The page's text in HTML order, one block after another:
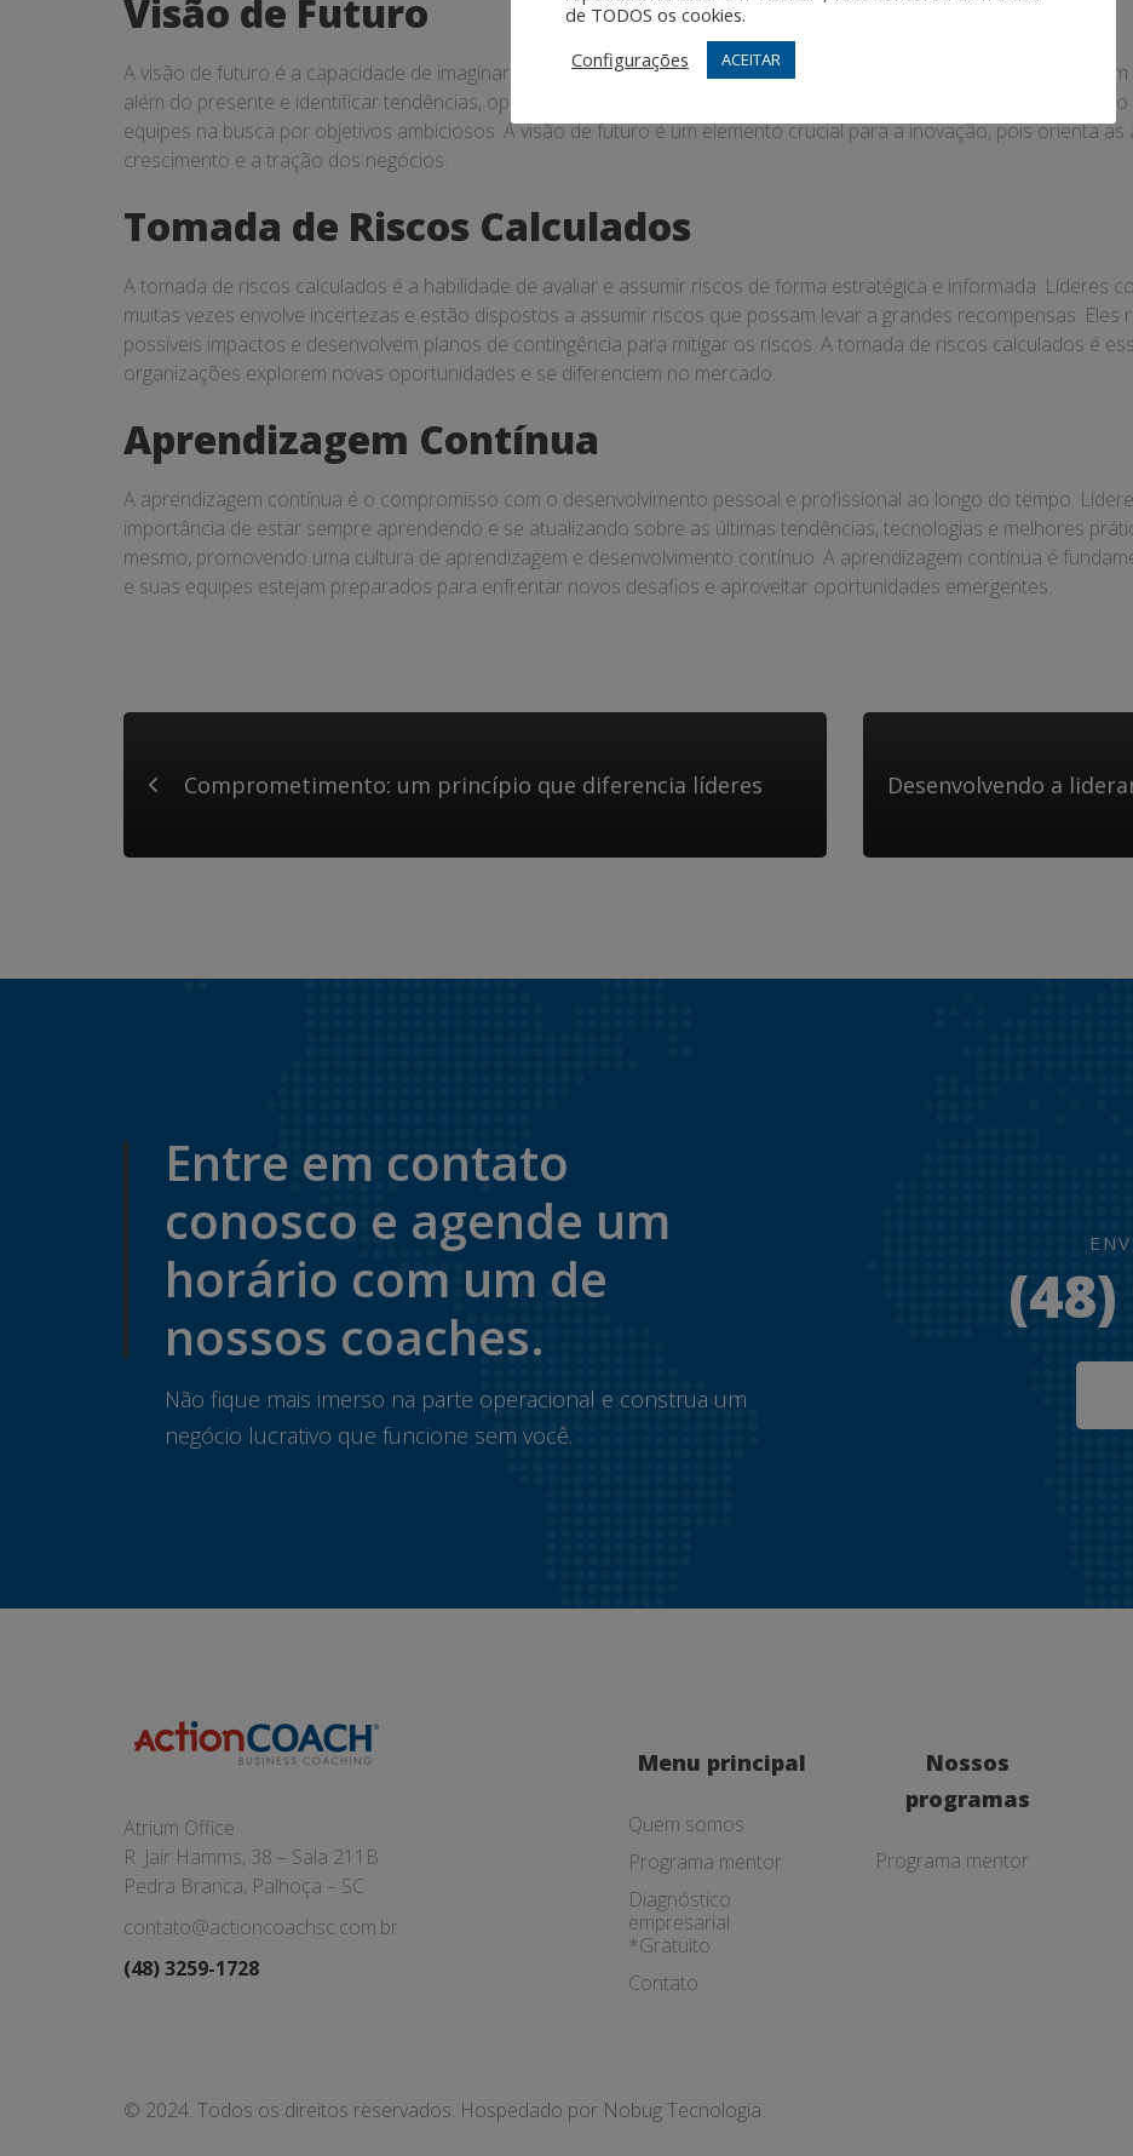
Visão de Futuro
A visão de futuro é a capacidade de imaginar e planejar o futuro desejado para a organização. Líderes com
além do presente e identificar tendências, oportunidades e desafios futuros. Eles são capazes de articular uma
equipes na busca por objetivos ambiciosos. A visão de futuro é um elemento crucial para a inovação, pois orienta
crescimento e a tração dos negócios.
Tomada de Riscos Calculados
A tomada de riscos calculados é a habilidade de avaliar e assumir riscos de forma estratégica e informada. Líderes
muitas vezes envolve incertezas e estão dispostos a assumir riscos que possam levar a grandes recompensas. Eles
possíveis impactos e desenvolvem planos de contingência para mitigar os riscos. A tomada de riscos calculados é
organizações explorem novas oportunidades e se diferenciem no mercado.
Aprendizagem Contínua
A aprendizagem contínua é o compromisso com o desenvolvimento pessoal e profissional ao longo do tempo.
importância de estar sempre aprendendo e se atualizando sobre as últimas tendências, tecnologias e melhores
mesmo, promovendo uma cultura de aprendizagem e desenvolvimento contínuo. A aprendizagem contínua é
e suas equipes estejam preparados para enfrentar novos desafios e aproveitar oportunidades emergentes.
Comprometimento: um princípio que diferencia líderes Desenvolvendo a
Entre em contato
conosco e agende um
horário com um de
nossos coaches.
Não fique mais imerso na parte operacional e construa um
negócio lucrativo que funcione sem você.
Atrium Office
R. Jair Hamms, 38 – Sala 211B
Pedra Branca, Palhoça – SC
contato@actioncoachsc.com.br
(48) 3259-1728
Menu principal
Quem somos
Programa mentor
Diagnóstico
empresarial
*Gratuito
Contato
Nossos
programas
Programa mentor
© 2024. Todos os direitos reservados. Hospedado por Nobug Tecnologia.
de TODOS os cookies.
Configurações
ACEITAR